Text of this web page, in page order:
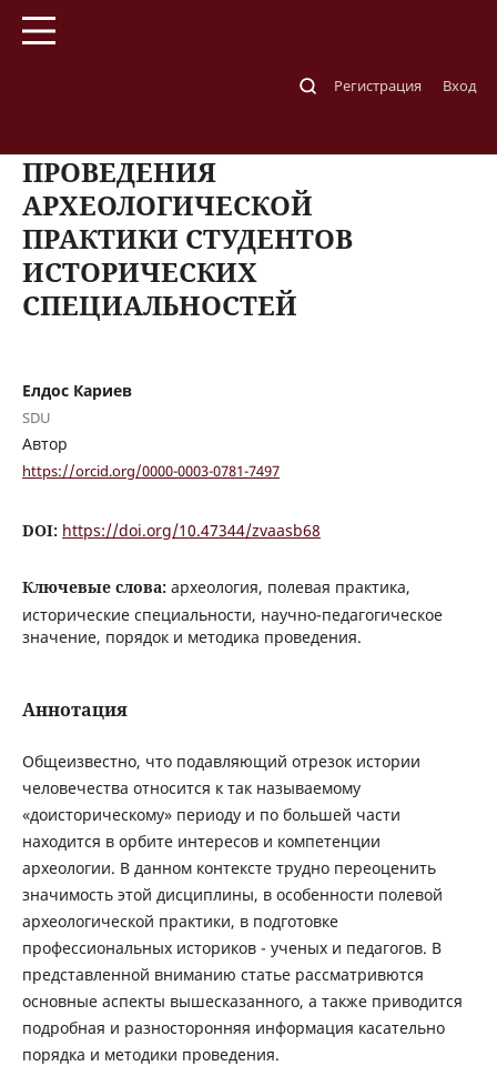
Регистрация Вход
ПРОВЕДЕНИЯ
АРХЕОЛОГИЧЕСКОЙ
ПРАКТИКИ СТУДЕНТОВ
ИСТОРИЧЕСКИХ
СПЕЦИАЛЬНОСТЕЙ
Елдос Кариев
SDU
Автор
https://orcid.org/0000-0003-0781-7497
DOI: https://doi.org/10.47344/zvaasb68
Ключевые слова: археология, полевая практика,
исторические специальности, научно-педагогическое
значение, порядок и методика проведения.
Аннотация
Общеизвестно, что подавляющий отрезок истории
человечества относится к так называемому
«доисторическому» периоду и по большей части
находится в орбите интересов и компетенции
археологии. В данном контексте трудно переоценить
значимость этой дисциплины, в особенности полевой
археологической практики, в подготовке
профессиональных историков - ученых и педагогов. В
представленной вниманию статье рассматривются
основные аспекты вышесказанного, а также приводится
подробная и разносторонняя информация касательно
порядка и методики проведения.